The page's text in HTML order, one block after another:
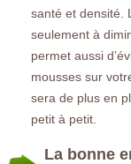
santé et densité.
seulement à
permet aussi
mousses sur
sera de plus en
petit à petit.
La bonne